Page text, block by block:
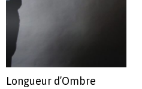
Longueur d’Ombre